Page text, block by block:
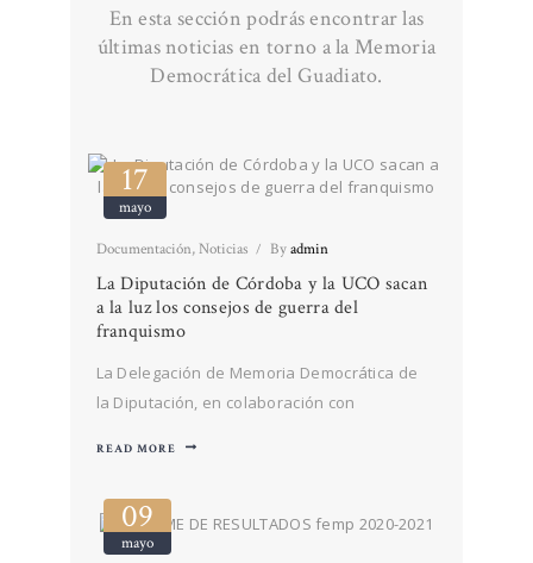
En esta sección podrás encontrar las
últimas noticias en torno a la Memoria
Democrática del Guadiato.
17
mayo
Documentación,Noticias Byadmin
La Diputación de Córdoba y la UCO sacan
a la luz los consejos de guerra del
franquismo
La Delegación de Memoria Democrática de
la Diputación, en colaboración con
una herramienta para acceder a los
expedientes completos de todos los
READ MORE
09
mayo